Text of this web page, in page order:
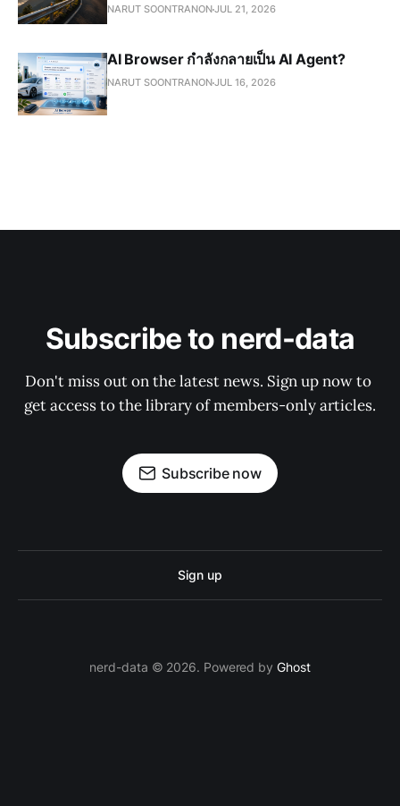
NARUT SOONTRANONJUL 21, 2026
AI Browser กำลังกลายเป็น AI Agent?
NARUT SOONTRANONJUL 16, 2026
Subscribe to nerd-data
Don't miss out on the latest news. Sign up now to
get access to the library of members-only articles.
Subscribe now
Sign up
nerd-data © 2026. Powered by Ghost